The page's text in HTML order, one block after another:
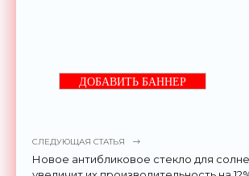
ДОБАВИТЬ БАННЕР
СЛЕДУЮЩАЯ СТАТЬЯ
Новое антибликовое стекло для